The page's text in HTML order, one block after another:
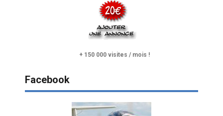
+ 150 000 visites / mois !
Facebook